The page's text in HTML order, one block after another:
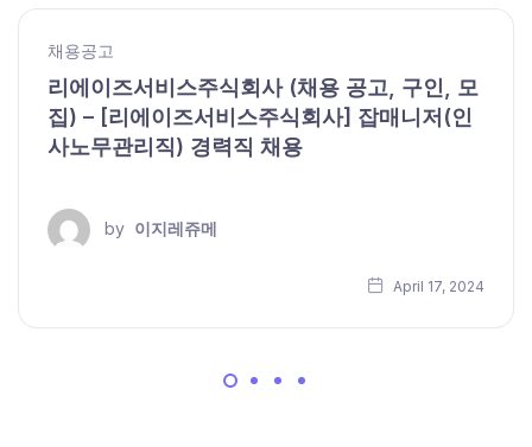
채용공고
리에이즈서비스주식회사 (채용 공고, 구인, 모
집) – [리에이즈서비스주식회사] 잡매니저(인
사노무관리직) 경력직 채용
by 이지레쥬메
April 17, 2024